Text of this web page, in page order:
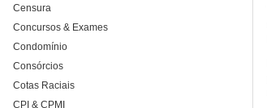
Censura
Concursos & Exames
Condomínio
Consórcios
Cotas Raciais
CPI & CPMI